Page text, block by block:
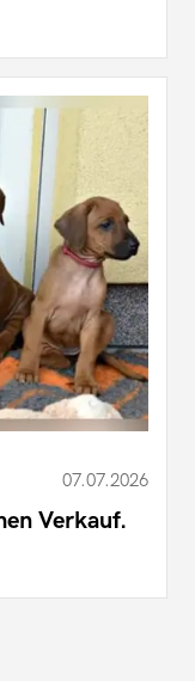
07.07.2026
Verkauf.